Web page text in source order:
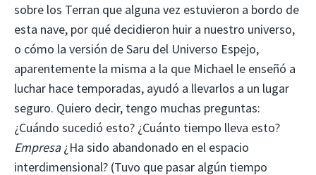
sobre los Terran que alguna vez estuvieron a bordo de
esta nave, por qué decidieron huir a nuestro universo,
o cómo la versión de Saru del Universo Espejo,
aparentemente la misma a la que Michael le enseñó a
luchar hace temporadas, ayudó a llevarlos a un lugar
seguro. Quiero decir, tengo muchas preguntas:
¿Cuándo sucedió esto? ¿Cuánto tiempo lleva esto?
Empresa¿Ha sido abandonado en el espacio
interdimensional? (Tuvo que pasar algún tiempo